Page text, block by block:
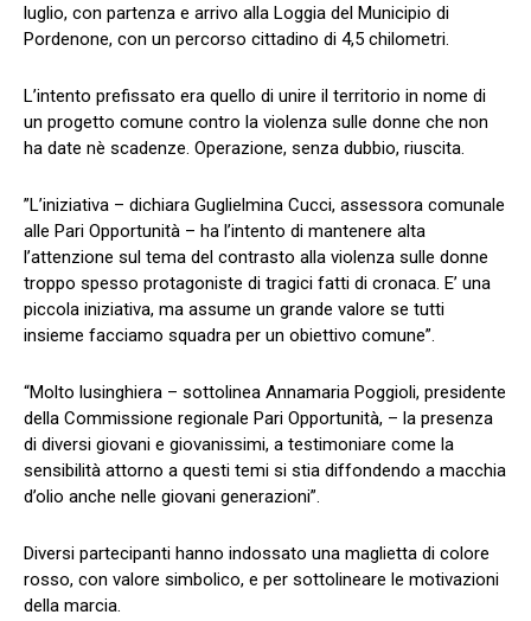
luglio, con partenza e arrivo alla Loggia del Municipio di
Pordenone, con un percorso cittadino di 4,5 chilometri.
L’intento prefissato era quello di unire il territorio in nome di
un progetto comune contro la violenza sulle donne che non
ha date nè scadenze. Operazione, senza dubbio, riuscita.
”L’iniziativa – dichiara Guglielmina Cucci, assessora comunale
alle Pari Opportunità – ha l’intento di mantenere alta
l’attenzione sul tema del contrasto alla violenza sulle donne
troppo spesso protagoniste di tragici fatti di cronaca. E’ una
piccola iniziativa, ma assume un grande valore se tutti
insieme facciamo squadra per un obiettivo comune”.
“Molto lusinghiera – sottolinea Annamaria Poggioli, presidente
della Commissione regionale Pari Opportunità, – la presenza
di diversi giovani e giovanissimi, a testimoniare come la
sensibilità attorno a questi temi si stia diffondendo a macchia
d’olio anche nelle giovani generazioni”.
Diversi partecipanti hanno indossato una maglietta di colore
rosso, con valore simbolico, e per sottolineare le motivazioni
della marcia.